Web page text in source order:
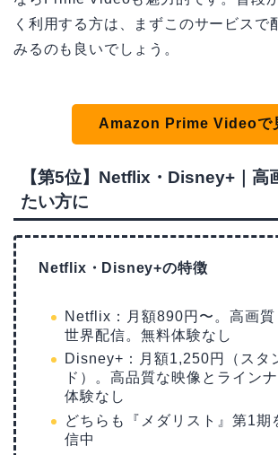
く利用する方は、まずこのサービスで
みるのも良いでしょう。
Amazon Prime Videoで
【第5位】Netflix・Disney+｜高
たい方に
Netflix・Disney+の特徴
Netflix：月額890円〜。高画質
世界配信。無料体験なし
Disney+：月額1,250円（スタ
ド）。高品質な映像とライン
体験なし
どちらも『メダリスト』第1期
信中